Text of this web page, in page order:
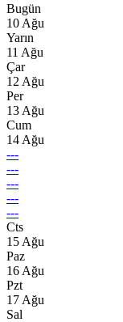
Bugün
10 Ağu
Yarın
11 Ağu
Çar
12 Ağu
Per
13 Ağu
Cum
14 Ağu
---
---
---
---
---
Cts
15 Ağu
Paz
16 Ağu
Pzt
17 Ağu
Sal